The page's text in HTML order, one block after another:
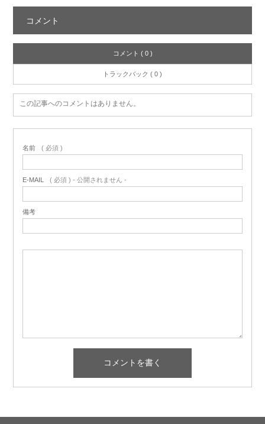
コメント
コメント ( 0 )
トラックバック ( 0 )
この記事へのコメントはありません。
名前 ( 必須 )
E-MAIL ( 必須 ) - 公開されません -
備考